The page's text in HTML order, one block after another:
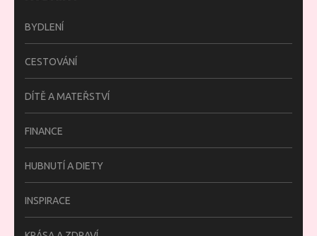
BYDLENÍ
CESTOVÁNÍ
DÍTĚ A MATEŘSTVÍ
FINANCE
HUBNUTÍ A DIETY
INSPIRACE